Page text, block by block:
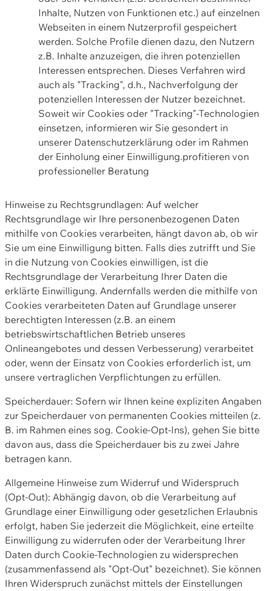
Inhalte, Nutzen von Funktionen etc.) auf einzelnen
Webseiten in einem Nutzerprofil gespeichert
werden. Solche Profile dienen dazu, den Nutzern
z.B. Inhalte anzuzeigen, die ihren potenziellen
Interessen entsprechen. Dieses Verfahren wird
auch als "Tracking", d.h., Nachverfolgung der
potenziellen Interessen der Nutzer bezeichnet.
Soweit wir Cookies oder "Tracking"-Technologien
einsetzen, informieren wir Sie gesondert in
unserer Datenschutzerklärung oder im Rahmen
der Einholung einer Einwilligung.profitieren von
professioneller Beratung
Hinweise zu Rechtsgrundlagen: Auf welcher
Rechtsgrundlage wir Ihre personenbezogenen Daten
mithilfe von Cookies verarbeiten, hängt davon ab, ob wir
Sie um eine Einwilligung bitten. Falls dies zutrifft und Sie
in die Nutzung von Cookies einwilligen, ist die
Rechtsgrundlage der Verarbeitung Ihrer Daten die
erklärte Einwilligung. Andernfalls werden die mithilfe von
Cookies verarbeiteten Daten auf Grundlage unserer
berechtigten Interessen (z.B. an einem
betriebswirtschaftlichen Betrieb unseres
Onlineangebotes und dessen Verbesserung) verarbeitet
oder, wenn der Einsatz von Cookies erforderlich ist, um
unsere vertraglichen Verpflichtungen zu erfüllen.
Speicherdauer: Sofern wir Ihnen keine expliziten Angaben
zur Speicherdauer von permanenten Cookies mitteilen (z.
B. im Rahmen eines sog. Cookie-Opt-Ins), gehen Sie bitte
davon aus, dass die Speicherdauer bis zu zwei Jahre
betragen kann.
Allgemeine Hinweise zum Widerruf und Widerspruch
(Opt-Out): Abhängig davon, ob die Verarbeitung auf
Grundlage einer Einwilligung oder gesetzlichen Erlaubnis
erfolgt, haben Sie jederzeit die Möglichkeit, eine erteilte
Einwilligung zu widerrufen oder der Verarbeitung Ihrer
Daten durch Cookie-Technologien zu widersprechen
(zusammenfassend als "Opt-Out" bezeichnet). Sie können
Ihren Widerspruch zunächst mittels der Einstellungen